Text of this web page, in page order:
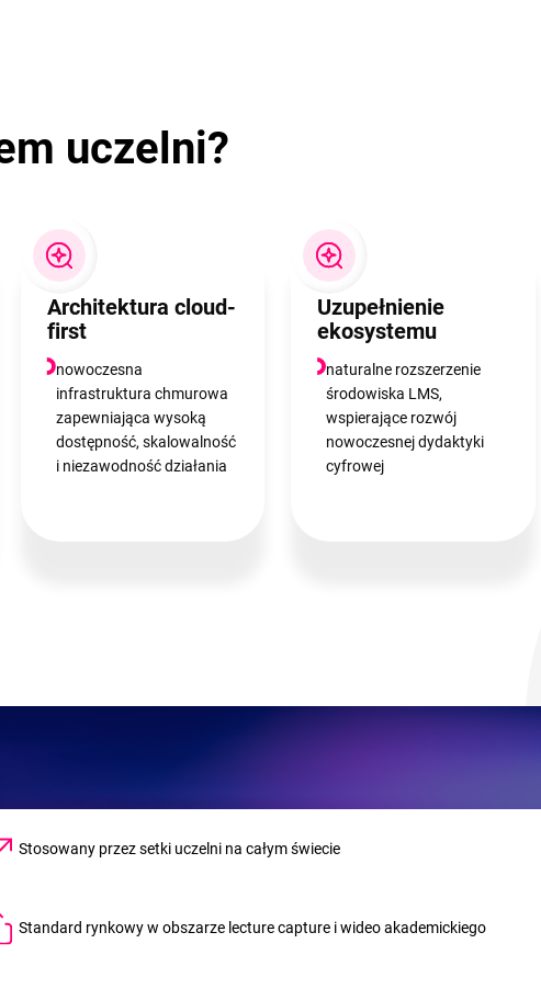
uczelni?
Architektura cloud-
first
nowoczesna
infrastruktura chmurowa
zapewniająca wysoką
dostępność, skalowalność
i niezawodność działania
Uzupełnienie
ekosystemu
naturalne rozszerzenie
środowiska LMS,
wspierające rozwój
nowoczesnej dydaktyki
cyfrowej
Stosowany przez setki uczelni na całym świecie
Standard rynkowy w obszarze lecture capture i wideo akademickiego